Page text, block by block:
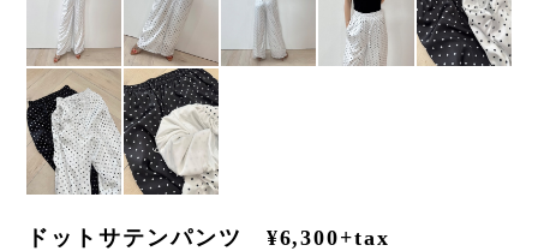
ドットサテンパンツ ¥6,300+tax